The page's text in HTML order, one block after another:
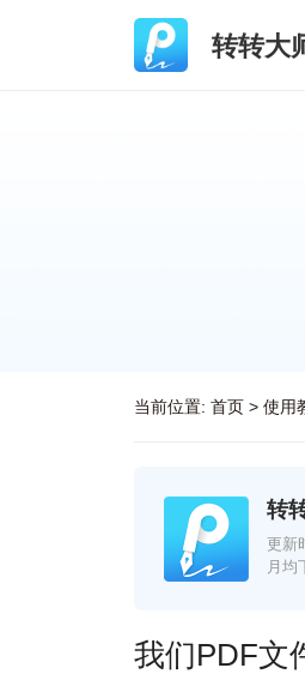
转转大
当前位置: 首页> 使用
转
更新
月均
我们PDF文